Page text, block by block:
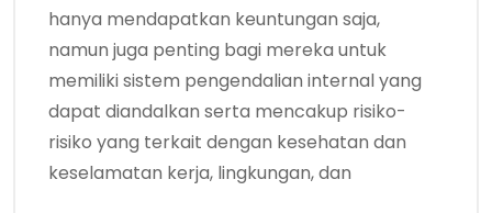
hanya mendapatkan keuntungan saja,
namun juga penting bagi mereka untuk
memiliki sistem pengendalian internal yang
dapat diandalkan serta mencakup risiko-
risiko yang terkait dengan kesehatan dan
keselamatan kerja, lingkungan, dan